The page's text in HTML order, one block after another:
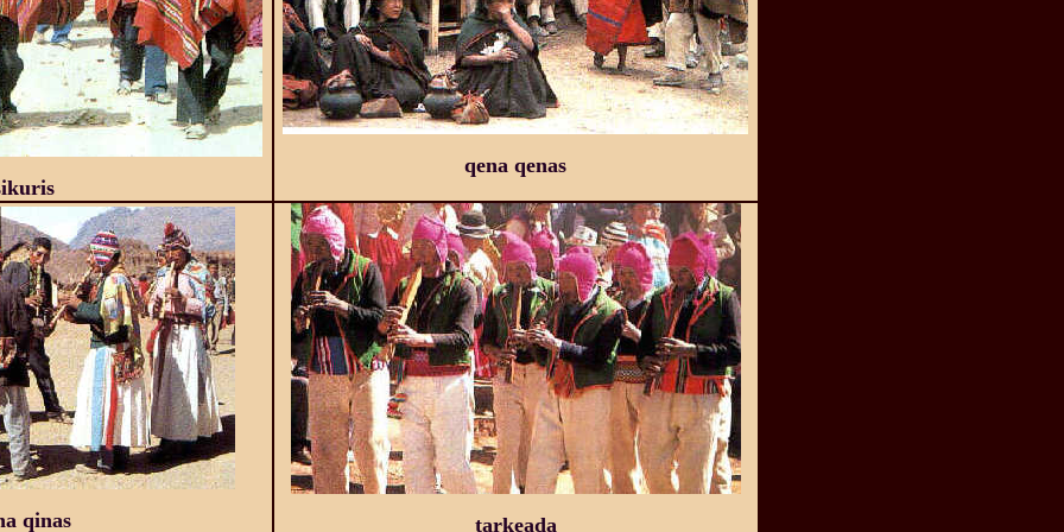
qena qenas
qinas tarkeada